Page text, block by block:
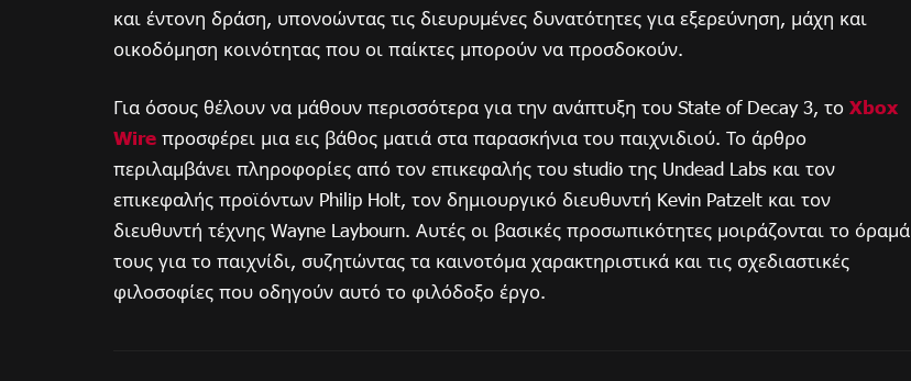
και έντονη δράση, υπονοώντας τις διευρυμένες δυνατότητες για εξερεύνηση, μάχη και
οικοδόμηση κοινότητας που οι παίκτες μπορούν να προσδοκούν.
Για όσους θέλουν να μάθουν περισσότερα για την ανάπτυξη του State of Decay 3, το Xbox
Wire προσφέρει μια εις βάθος ματιά στα παρασκήνια του παιχνιδιού. Το άρθρο
περιλαμβάνει πληροφορίες από τον επικεφαλής του studio της Undead Labs και τον
επικεφαλής προϊόντων Philip Holt, τον δημιουργικό διευθυντή Kevin Patzelt και τον
διευθυντή τέχνης Wayne Laybourn. Αυτές οι βασικές προσωπικότητες μοιράζονται το όραμά
τους για το παιχνίδι, συζητώντας τα καινοτόμα χαρακτηριστικά και τις σχεδιαστικές
φιλοσοφίες που οδηγούν αυτό το φιλόδοξο έργο.